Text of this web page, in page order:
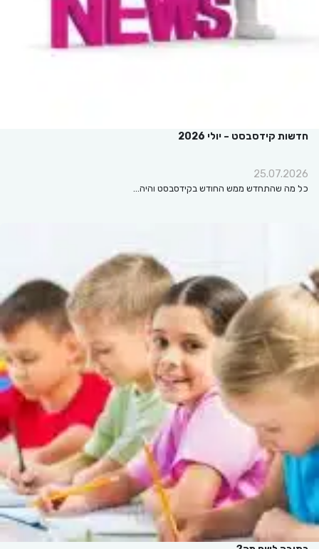
חדשות קידסבסט – יולי 2026
25.07.2026
כל מה שהתחדש ממש החודש בקידסבסט והיה…